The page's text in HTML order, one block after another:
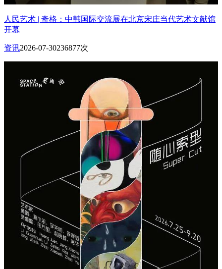
人民艺术 | 奇格：中韩国际交流展在北京宋庄当代艺术文献馆
开幕
资讯2026-07-30236877次